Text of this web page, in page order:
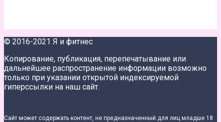
© 2016-2021 Я и фитнес
Копирование, публикация, перепечатывание или
дальнейшее распространение информации возможно
только при указании открытой индексируемой
гиперссылки на наш сайт.
Сайт может содержать контент, не предназначенный для лиц младше 18